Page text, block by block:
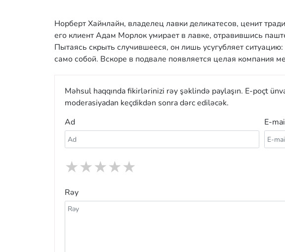
Норберт Хайнлайн, владелец лавки деликатесов, ценит
его клиент Адам Морлок умирает в лавке, отравившись
Пытаясь скрыть случившееся, он лишь усугубляет
само собой. Вскоре в подвале появляется целая компания
Məhsul haqqında fikirlərinizi rəy şəklində paylaşın. E-poçt
moderasiyadan keçdikdən sonra dərc ediləcək.
Ad
E-
★
★
★
★
★
Rəy